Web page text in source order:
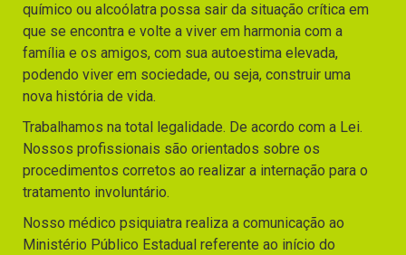
químico ou alcoólatra possa sair da situação crítica em
que se encontra e volte a viver em harmonia com a
família e os amigos, com sua autoestima elevada,
podendo viver em sociedade, ou seja, construir uma
nova história de vida.
Trabalhamos na total legalidade. De acordo com a Lei.
Nossos profissionais são orientados sobre os
procedimentos corretos ao realizar a internação para o
tratamento involuntário.
Nosso médico psiquiatra realiza a comunicação ao
Ministério Público Estadual referente ao início do